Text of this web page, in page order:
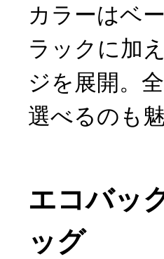
カラーはベ
ラックに加
ジを展開。
選べるのも
エコバッ
ッグ